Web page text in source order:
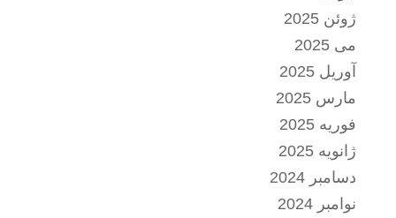
ژوئن 2025
می 2025
آوریل 2025
مارس 2025
فوریه 2025
ژانویه 2025
دسامبر 2024
نوامبر 2024